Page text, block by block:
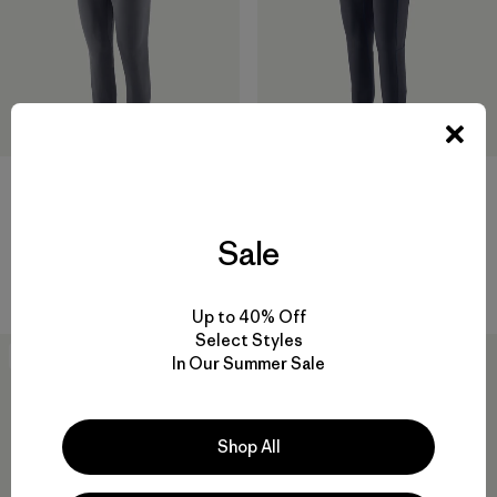
$ 145
New
Sale
Up to 40% Off
Select Styles
In Our Summer Sale
Shop All